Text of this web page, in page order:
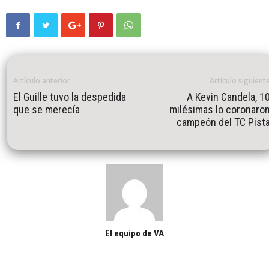
Artículo anterior
El Guille tuvo la despedida
que se merecía
Artículo
A Kevin Candela,
milésimas lo
campeón del TC
El equipo de VA